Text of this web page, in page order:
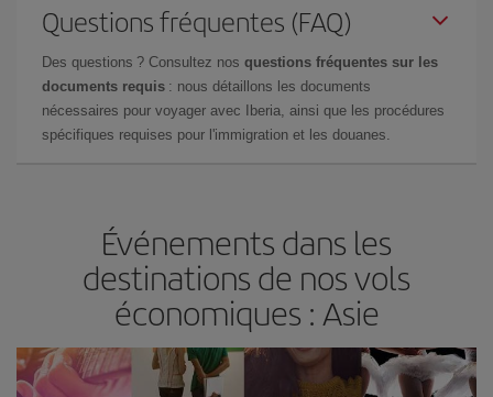
Questions fréquentes (FAQ)
Des questions ? Consultez nos questions fréquentes sur les
documents requis : nous détaillons les documents
nécessaires pour voyager avec Iberia, ainsi que les procédures
spécifiques requises pour l'immigration et les douanes.
Événements dans les
destinations de nos vols
économiques : Asie